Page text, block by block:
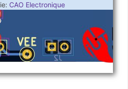
CAO Electronique